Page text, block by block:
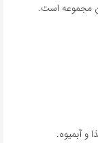
مجموعه است.
و آبمیوه.